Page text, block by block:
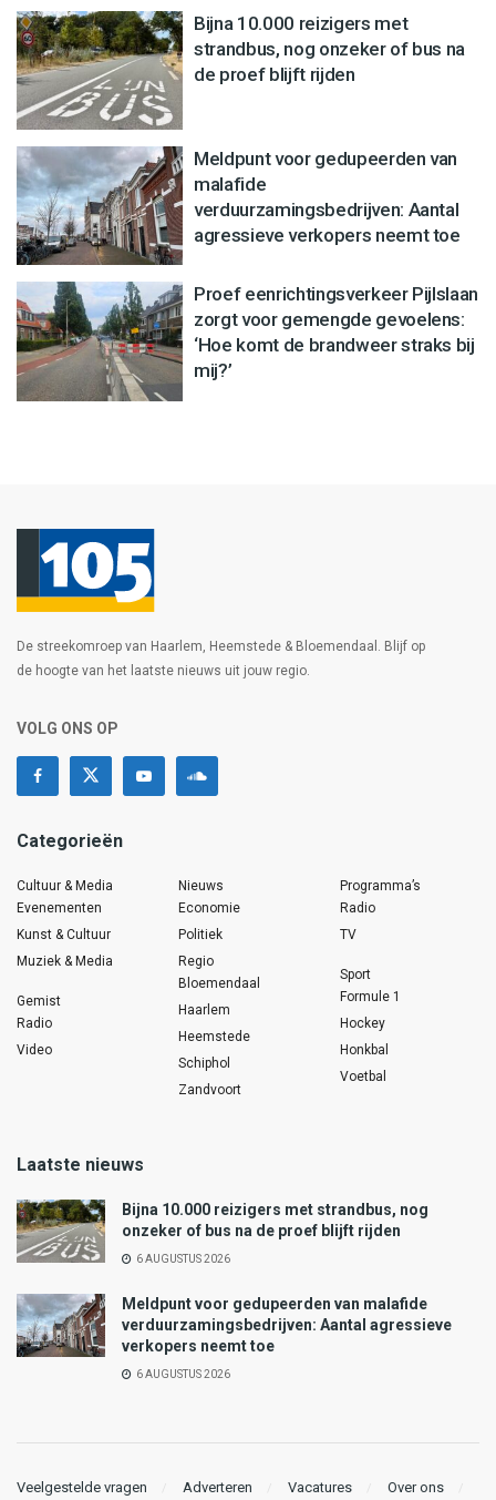
Bijna 10.000 reizigers met
strandbus, nog onzeker of bus na
de proef blijft rijden
Meldpunt voor gedupeerden van
malafide
verduurzamingsbedrijven: Aantal
agressieve verkopers neemt toe
Proef eenrichtingsverkeer Pijlslaan
zorgt voor gemengde gevoelens:
‘Hoe komt de brandweer straks bij
mij?’
De streekomroep van Haarlem, Heemstede & Bloemendaal. Blijf op
de hoogte van het laatste nieuws uit jouw regio.
VOLG ONS OP
Categorieën
Cultuur & Media
Evenementen
Kunst & Cultuur
Muziek & Media
Gemist
Radio
Video
Nieuws
Economie
Politiek
Regio
Bloemendaal
Haarlem
Heemstede
Schiphol
Zandvoort
Programma’s
Radio
TV
Sport
Formule 1
Hockey
Honkbal
Voetbal
Laatste nieuws
Bijna 10.000 reizigers met strandbus, nog
onzeker of bus na de proef blijft rijden
6 AUGUSTUS 2026
Meldpunt voor gedupeerden van malafide
verduurzamingsbedrijven: Aantal agressieve
verkopers neemt toe
6 AUGUSTUS 2026
Veelgestelde vragen Adverteren Vacatures Over ons